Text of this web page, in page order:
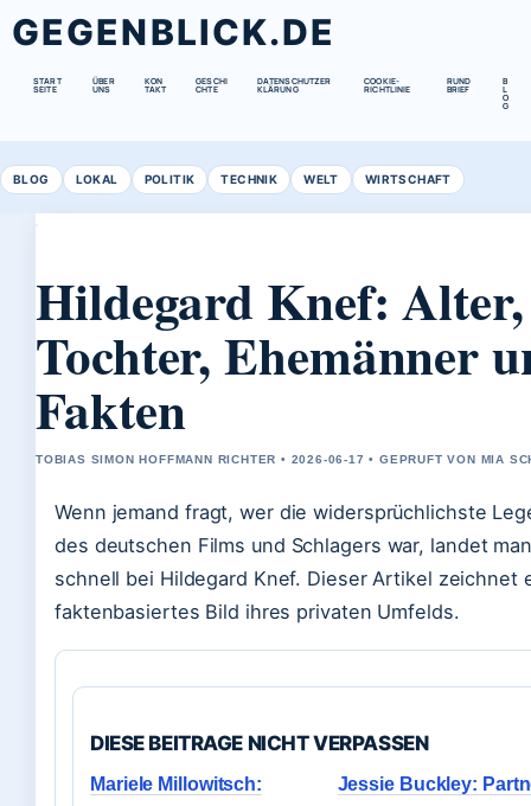
GEGENBLICK.DE
START
SEITE
ÜBER
UNS
KON
TAKT
GESCHI
CHTE
DATENSCHUTZER
KLÄRUNG
COOKIE-
RICHTLINIE
RUND
BRIEF
B
L
O
G
BLOG LOKAL POLITIK TECHNIK WELT WIRTSCHAFT
Hildegard Knef: Alter,
Tochter, Ehemänner
Fakten
TOBIAS SIMON HOFFMANN RICHTER • 2026-06-17 • GEPRUFT VON MIA
Wenn jemand fragt, wer die widersprüchlichste
des deutschen Films und Schlagers war, landet
schnell bei Hildegard Knef. Dieser Artikel zeichnet
faktenbasiertes Bild ihres privaten Umfelds.
DIESE BEITRAGE NICHT VERPASSEN
Mariele Millowitsch:
Jessie Buckley: